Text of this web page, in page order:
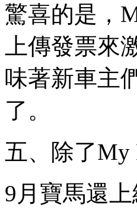
驚喜的是，
上傳發票
味著新車主
了。
五、除了My
9月寶馬還